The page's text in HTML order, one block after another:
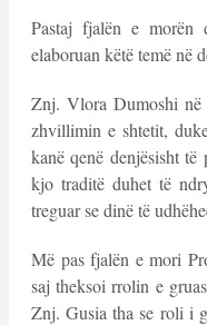
Pastaj fjalën e morën
elaboruan këtë temë në
Znj. Vlora Dumoshi në
zhvillimin e shtetit,
kanë qenë denjësisht të
kjo traditë duhet të
treguar se dinë të
Më pas fjalën e mori
saj theksoi rrolin e
Znj. Gusia tha se roli i